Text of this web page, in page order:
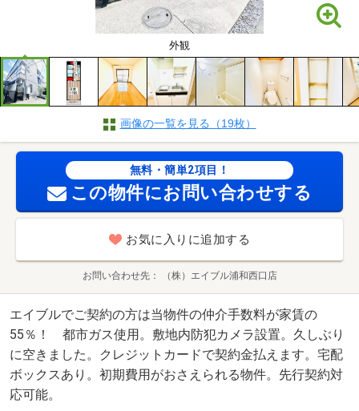
外観
画像の一覧を見る（19枚）
無料・簡単2項目！
この物件にお問い合わせする
お気に入りに追加する
お問い合わせ先 （株）エイブル浦和西口店
エイブルでご契約の方は当物件の仲介手数料が家賃の
55％！ 都市ガス使用。敷地内防犯カメラ設置。久しぶり
に空きました。クレジットカードで契約金払えます。宅配
ボックスあり。初期費用がおさえられる物件。先行契約対
応可能。